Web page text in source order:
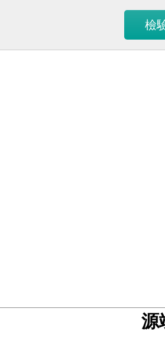
檢
源